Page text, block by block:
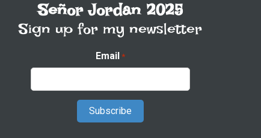
Señor Jordan 2025
Sign up for my newsletter
Email *